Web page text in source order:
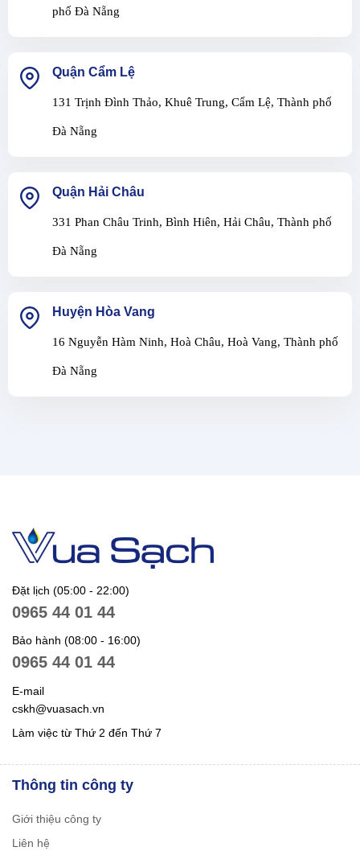
phố Đà Nẵng
Quận Cẩm Lệ
131 Trịnh Đình Thảo, Khuê Trung, Cẩm Lệ, Thành phố
Đà Nẵng
Quận Hải Châu
331 Phan Châu Trinh, Bình Hiên, Hải Châu, Thành phố
Đà Nẵng
Huyện Hòa Vang
16 Nguyễn Hàm Ninh, Hoà Châu, Hoà Vang, Thành phố
Đà Nẵng
Đặt lịch (05:00 - 22:00)
0965 44 01 44
Bảo hành (08:00 - 16:00)
0965 44 01 44
E-mail
cskh@vuasach.vn
Làm việc từ Thứ 2 đến Thứ 7
Thông tin công ty
Giới thiệu công ty
Liên hệ